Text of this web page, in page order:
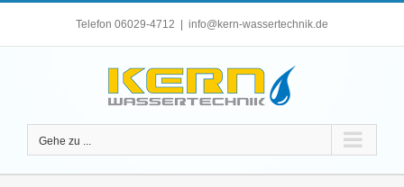
Telefon 06029-4712 info@kern-wassertechnik.de
Gehe zu ...